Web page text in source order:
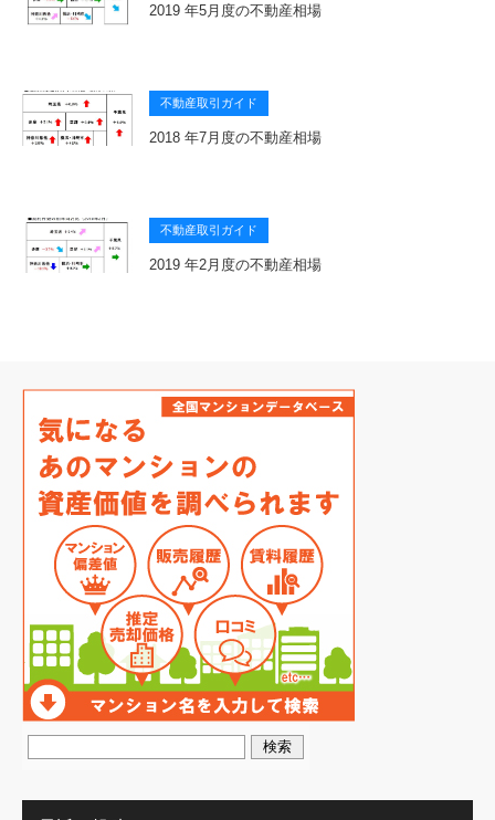
2019 年5月度の不動産相場
不動産取引ガイド
2018 年7月度の不動産相場
不動産取引ガイド
2019 年2月度の不動産相場